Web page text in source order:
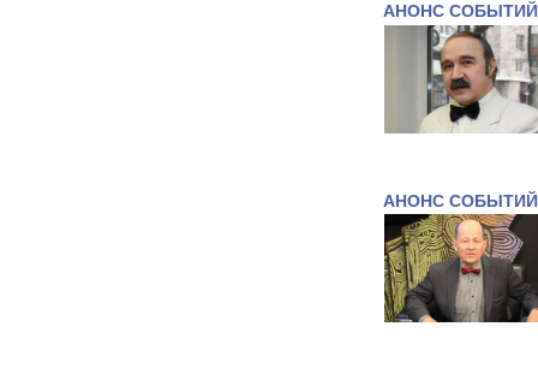
АНОНС СОБЫТИЙ
АНОНС СОБЫТИЙ